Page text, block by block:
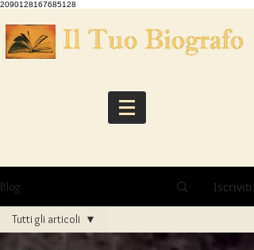
2090128167685128
Blog Iscriviti
Tutti gli articoli